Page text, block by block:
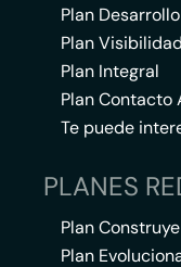
Plan Desarrollo
Plan Visibilidad
Plan Integral
Plan Contacto
Te puede
PLANES
Plan
Plan